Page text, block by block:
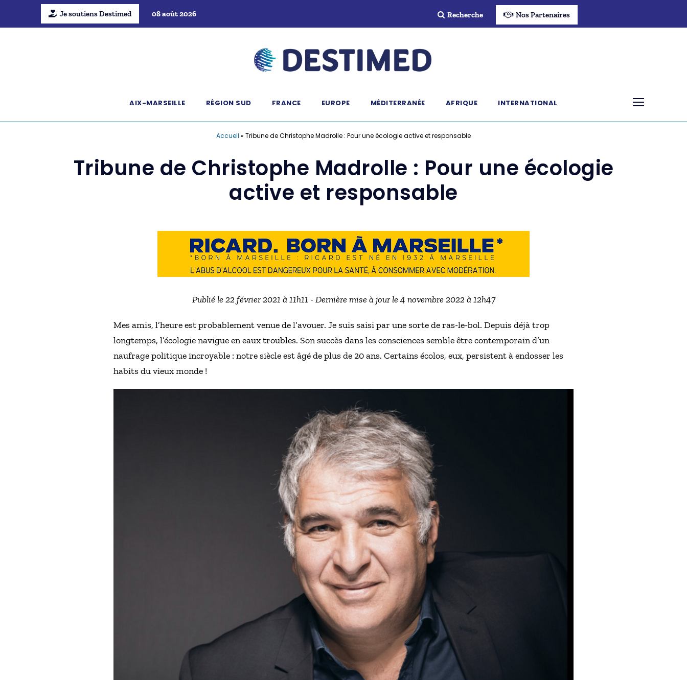
Je soutiens Destimed 08 août 2026 Recherche Nos Partenaires
AIX-MARSEILLE RÉGION SUD FRANCE EUROPE MÉDITERRANÉE AFRIQUE INTERNATIONAL
Accueil » Tribune de Christophe Madrolle : Pour une écologie active et responsable
Tribune de Christophe Madrolle : Pour une écologie
active et responsable
Publié le 22 février 2021 à 11h11 - Dernière mise à jour le 4 novembre 2022 à 12h47
Mes amis, l’heure est probablement venue de l’avouer. Je suis saisi par une sorte de ras-le-bol. Depuis déjà trop
longtemps, l’écologie navigue en eaux troubles. Son succès dans les consciences semble être contemporain d’un
naufrage politique incroyable : notre siècle est âgé de plus de 20 ans. Certains écolos, eux, persistent à endosser les
habits du vieux monde !